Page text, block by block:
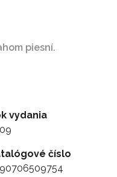
piesní.
vydania
číslo